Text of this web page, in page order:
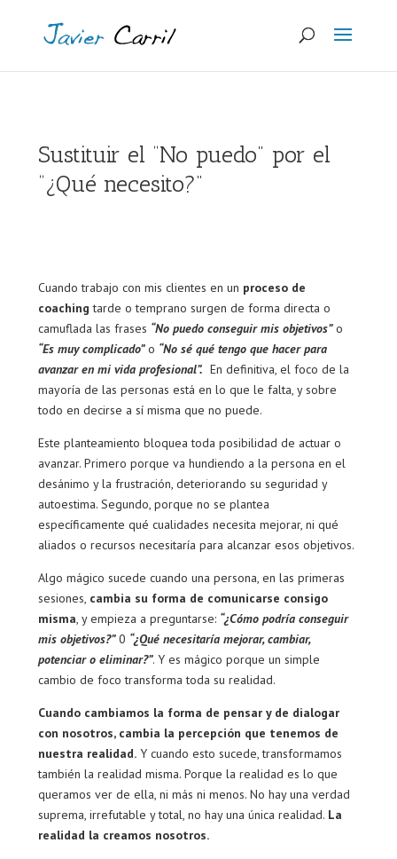
Sustituir el “No puedo” por el
“¿Qué necesito?”
Cuando trabajo con mis clientes en un proceso de
coaching tarde o temprano surgen de forma directa o
camuflada las frases “No puedo conseguir mis objetivos”o
“Es muy complicado”o “No sé qué tengo que hacer para
avanzar en mi vida profesional”. En definitiva, el foco de la
mayoría de las personas está en lo que le falta, y sobre
todo en decirse a sí misma que no puede.
Este planteamiento bloquea toda posibilidad de actuar o
avanzar. Primero porque va hundiendo a la persona en el
desánimo y la frustración, deteriorando su seguridad y
autoestima. Segundo, porque no se plantea
específicamente qué cualidades necesita mejorar, ni qué
aliados o recursos necesitaría para alcanzar esos objetivos.
Algo mágico sucede cuando una persona, en las primeras
sesiones, cambia su forma de comunicarse consigo
misma, y empieza a preguntarse: “¿Cómo podría conseguir
mis objetivos?”0 “¿Qué necesitaría mejorar, cambiar,
potenciar o eliminar?”. Y es mágico porque un simple
cambio de foco transforma toda su realidad.
Cuando cambiamos la forma de pensar y de dialogar
con nosotros, cambia la percepción que tenemos de
nuestra realidad.Y cuando esto sucede, transformamos
también la realidad misma. Porque la realidad es lo que
queramos ver de ella, ni más ni menos. No hay una verdad
suprema, irrefutable y total, no hay una única realidad. La
realidad la creamos nosotros.